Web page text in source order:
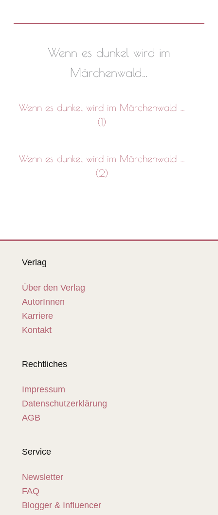
Wenn es dunkel wird im
Märchenwald…
Wenn es dunkel wird im Märchenwald …
(1)
Wenn es dunkel wird im Märchenwald …
(2)
Verlag
Über den Verlag
AutorInnen
Karriere
Kontakt
Rechtliches
Impressum
Datenschutzerklärung
AGB
Service
Newsletter
FAQ
Blogger & Influencer